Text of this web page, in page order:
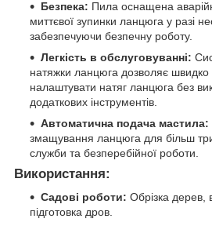
Безпека: Пила оснащена
миттєвої зупинки ланцюга у разі
забезпечуючи безпечну роботу.
Легкість в обслуговуванні:
натяжки ланцюга дозволяє швидко
налаштувати натяг ланцюга без
додаткових інструментів.
Автоматична подача мастила:
змащування ланцюга для більш
служби та безперебійної роботи.
Використання:
Садові роботи: Обрізка дерев,
підготовка дров.